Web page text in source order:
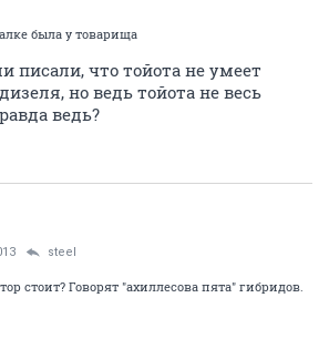
была у товарища
писали, что тойота не умеет
но ведь тойота не весь
ведь?
steel
стоит? Говорят "ахиллесова пята" гибридов.